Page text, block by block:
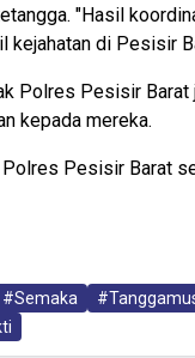
"Hasil
kejahatan di Pesisir
Polres Pesisir Barat
kepada mereka.
Pesisir Barat
#Semaka